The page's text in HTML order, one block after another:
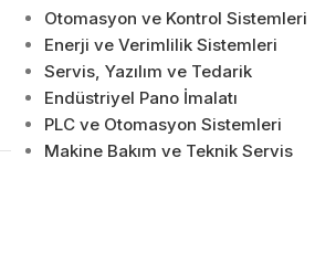
Otomasyon ve Kontrol Sistemleri
Enerji ve Verimlilik Sistemleri
Servis, Yazılım ve Tedarik
Endüstriyel Pano İmalatı
PLC ve Otomasyon Sistemleri
Makine Bakım ve Teknik Servis